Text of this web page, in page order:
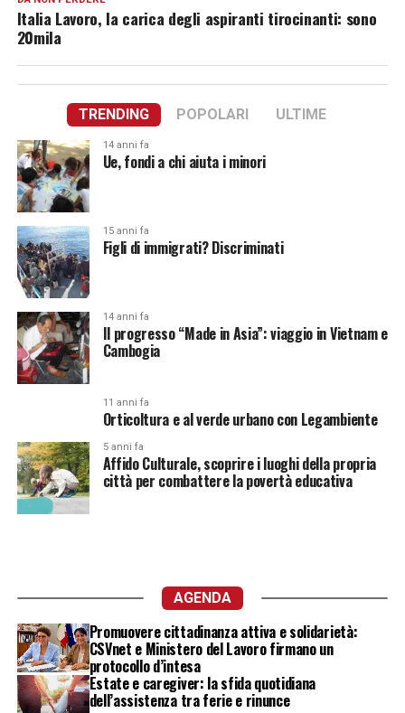
Italia Lavoro, la carica degli aspiranti tirocinanti: sono
20mila
TRENDING POPOLARI ULTIME
14 anni fa
Ue, fondi a chi aiuta i minori
15 anni fa
Figli di immigrati? Discriminati
14 anni fa
Il progresso “Made in Asia”: viaggio in Vietnam e
Cambogia
11 anni fa
Orticoltura e al verde urbano con Legambiente
5 anni fa
Affido Culturale, scoprire i luoghi della propria
città per combattere la povertà educativa
AGENDA
Promuovere cittadinanza attiva e solidarietà:
CSVnet e Ministero del Lavoro firmano un
protocollo d’intesa
Estate e caregiver: la sfida quotidiana
dell’assistenza tra ferie e rinunce